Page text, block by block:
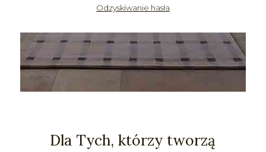
Odzyskiwanie hasła
Dla Tych, którzy tworzą